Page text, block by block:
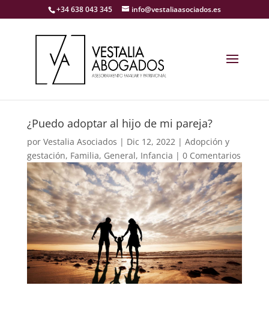
+34 638 043 345 info@vestaliaasociados.es
¿Puedo adoptar al hijo de mi pareja?
por Vestalia Asociados | Dic 12, 2022| Adopción y
gestación, Familia, General, Infancia | 0 Comentarios